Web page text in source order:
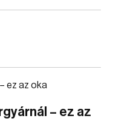
– ez az